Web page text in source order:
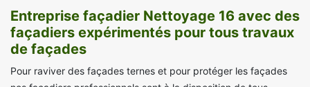
Entreprise façadier Nettoyage 16 avec des
façadiers expérimentés pour tous travaux
de façades
Pour raviver des façades ternes et pour protéger les façades